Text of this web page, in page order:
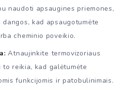
naudoti apsaugines priemones,
kad apsaugotumėte
cheminio poveikio.
Atnaujinkite termovizoriaus
to reikia, kad galėtumėte
funkcijomis ir patobulinimais.